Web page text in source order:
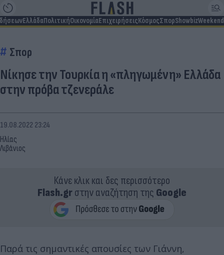
ΕλλάδαΠολιτικήΟικονομίαΕπιχειρήσειςΚόσμοςΣπορShowbizWeekend
Σπορ
Νίκησε την Τουρκία η «πληγωμένη» Ελλάδα
στην πρόβα τζενεράλε
Ηλίας
Λιβάνιος
19.08.2022 23:24
Κάνε κλικ και δες περισσότερο
Flash.grστην αναζήτηση της Google
Παρά τις σημαντικές απουσίες των Γιάννη,